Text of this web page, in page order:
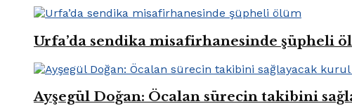
Urfa’da sendika misafirhanesinde şüpheli
Ayşegül Doğan: Öcalan sürecin takibini